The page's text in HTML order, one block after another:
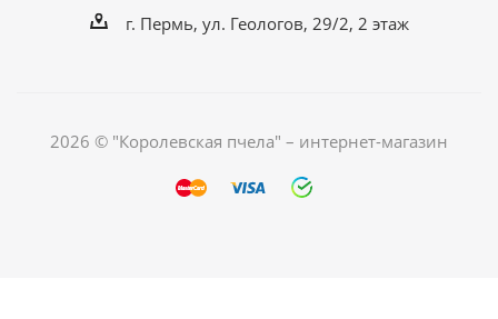
г. Пермь, ул. Геологов, 29/2, 2 этаж
2026 © "Королевская пчела" – интернет-магазин